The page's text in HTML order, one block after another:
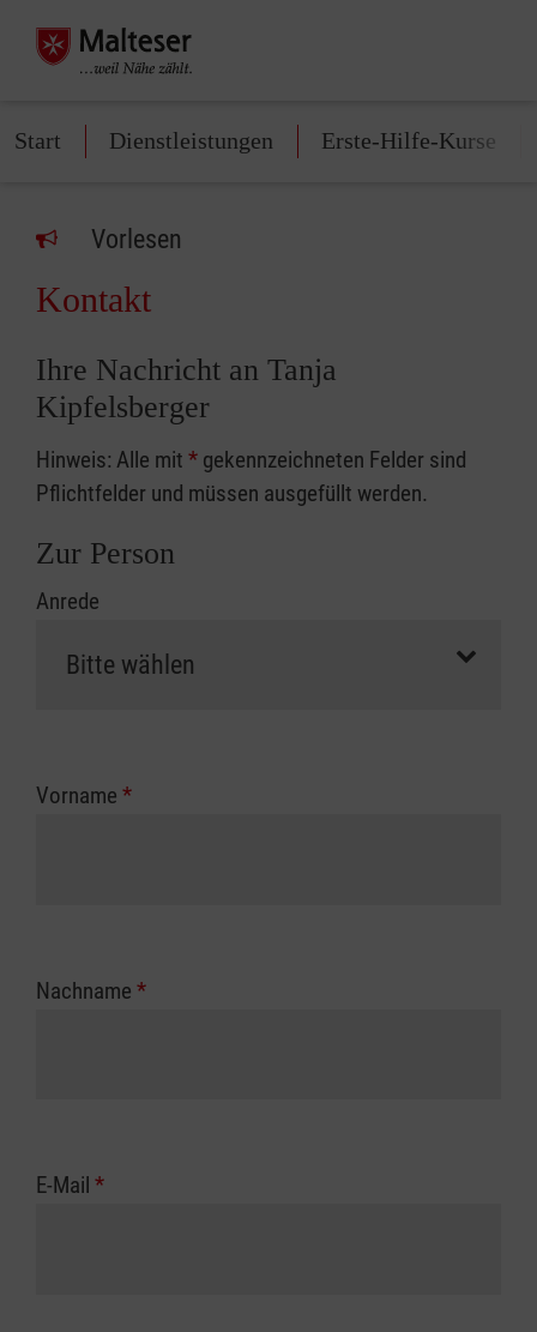
Start Dienstleistungen Erste-Hilfe-Kurse
Vorlesen
Kontakt
Ihre Nachricht an Tanja
Kipfelsberger
Hinweis: Alle mit * gekennzeichneten Felder sind
Pflichtfelder und müssen ausgefüllt werden.
Zur Person
Anrede
Vorname *
Nachname *
E-Mail *